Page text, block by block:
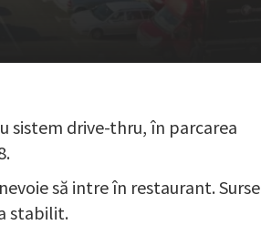
sistem drive-thru, în parcarea
să intre în restaurant. Surse
stabilit.